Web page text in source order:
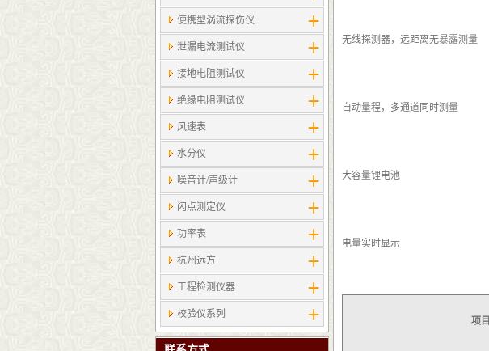
便携型涡流探伤仪
泄漏电流测试仪
接地电阻测试仪
绝缘电阻测试仪
风速表
水分仪
噪音计/声级计
闪点测定仪
功率表
杭州远方
工程检测仪器
校验仪系列
无线探测器，远距离无暴露测量
自动量程，多通道同时测量
大容量锂电池
电量实时显示
项目